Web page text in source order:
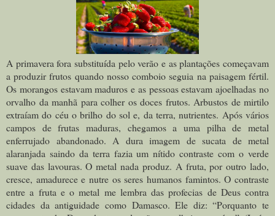
A primavera fora substituída pelo verão e as plantações começavam
a produzir frutos quando nosso comboio seguia na paisagem fértil.
Os morangos estavam maduros e as pessoas estavam ajoelhadas no
orvalho da manhã para colher os doces frutos. Arbustos de mirtilo
extraíam do céu o brilho do sol e, da terra, nutrientes. Após vários
campos de frutas maduras, chegamos a uma pilha de metal
enferrujado abandonado. A dura imagem de sucata de metal
alaranjada saindo da terra fazia um nítido contraste com o verde
suave das lavouras. O metal nada produz. A fruta, por outro lado,
cresce, amadurece e nutre os seres humanos famintos. O contraste
entre a fruta e o metal me lembra das profecias de Deus contra
cidades da antiguidade como Damasco. Ele diz: “Porquanto te